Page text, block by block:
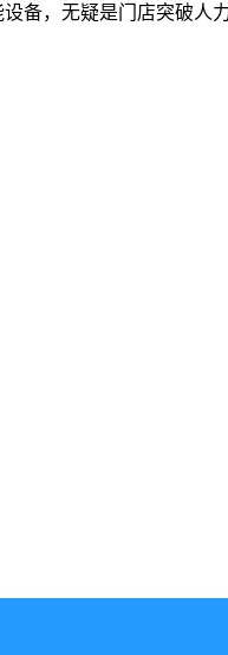
，无疑是门店突破人